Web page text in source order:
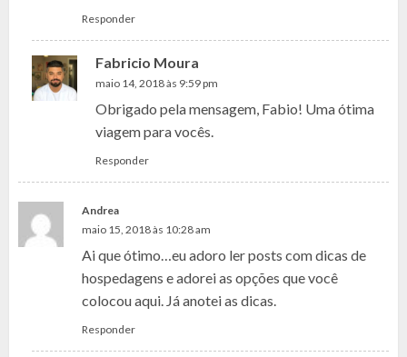
Responder
Fabricio Moura
maio 14, 2018 às 9:59 pm
Obrigado pela mensagem, Fabio! Uma ótima
viagem para vocês.
Responder
Andrea
maio 15, 2018 às 10:28 am
Ai que ótimo…eu adoro ler posts com dicas de
hospedagens e adorei as opções que você
colocou aqui. Já anotei as dicas.
Responder